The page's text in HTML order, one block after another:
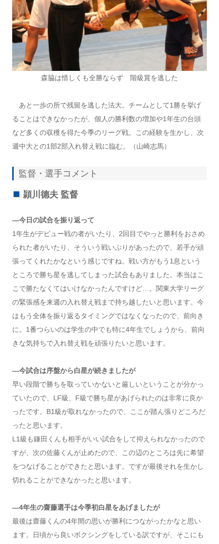
森脇は惜しくも全勝ならず 階級賞を逃した
あと一歩の所で残留を逃した法大。チームとして1勝を挙げ
ることはできなかったが、個人の勝利数の増加や1年生の台頭
など多くの収穫を得た今季のリーグ戦。この経験を生かし、次
週中大との1部2部入れ替え戦に臨む。（山崎志馬）
監督・選手コメント
頴川德夫 監督
―今日の試合を振り返って
1年生がデビュー戦の者がいたり、2回目でやっと勝利をおさめ
られた者がいたり、そういう戦いぶりがあったので、若手が頑
張ってくれたかなという感じですね。戦い方がもう1息という
ところで勝ち星を逃してしまった試合もありました。本当はこ
こで勝たなくてはいけなかったんですけど…。関東大学リーグ
の緊張感を来週の入れ替え戦まで持ち越したいと思います。今
はもう全体を振り返るタイミングではなくなったので、前向き
に。1番つらいのは学生の中でも特に4年生でしょうから、前向
きな気持ちで入れ替え戦を頑張りたいと思います。
―今試合は序盤から白星が続きましたが
早い段階で勝ちを取っていかないと厳しいということが分かっ
ていたので、LF級、F級で勝ち星があげられたのは非常に良か
ったです。B1級が取れなかったので、ここが踏ん張りどころだ
ったと思います。
L1級も鎌田くんも相手がいい試合をして抑えられなかったので
すが、次の佐藤くんが止めたので、この辺のところは先に希望
をつなげることができたと思います。ですが最後それを生かし
切れることができなかったと思います。
―4年生の齋藤選手は今季初白星をあげましたが
最後は齋藤くんの4年間の思いが勝利につながったかなと思い
ます。日頃から良いボクシングをしている訳ですが、そこにも